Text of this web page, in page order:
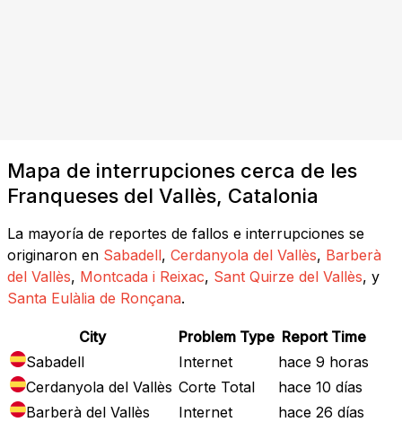
Mapa de interrupciones cerca de les
Franqueses del Vallès, Catalonia
La mayoría de reportes de fallos e interrupciones se
originaron en Sabadell, Cerdanyola del Vallès, Barberà
del Vallès, Montcada i Reixac, Sant Quirze del Vallès, y
Santa Eulàlia de Ronçana.
City Problem Type Report Time
Sabadell
Internet
hace 9 horas
Cerdanyola del Vallès Corte Total
hace 10 días
Barberà del Vallès
Internet
hace 26 días